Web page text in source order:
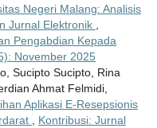
Negeri Malang: Analisis
Jurnal Elektronik
Pengabdian Kepada
November 2025
Sucipto Sucipto, Rina
Ahmat Felmidi,
Aplikasi E-Resepsionis
Kontribusi: Jurnal